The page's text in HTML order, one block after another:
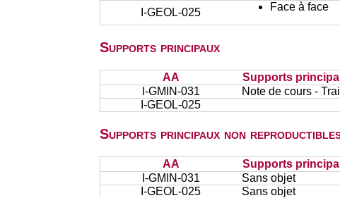
I-GEOL-025 Face à face
Supports principaux
AA
Supports
I-GMIN-031
Note de cours -
I-GEOL-025
Supports principaux non
AA
Supports
I-GMIN-031
Sans objet
I-GEOL-025
Sans objet